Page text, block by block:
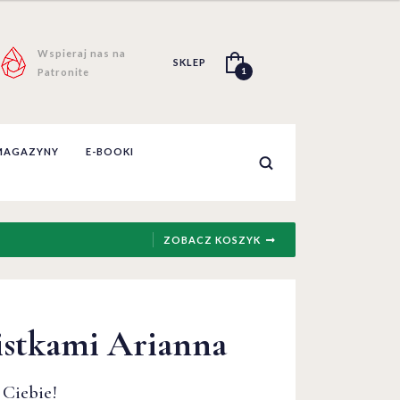
Wspieraj nas na
Patronite
SKLEP
1
E-BOOKI
ZOBACZ KOSZYK
Arianna
Arianna
Arianna